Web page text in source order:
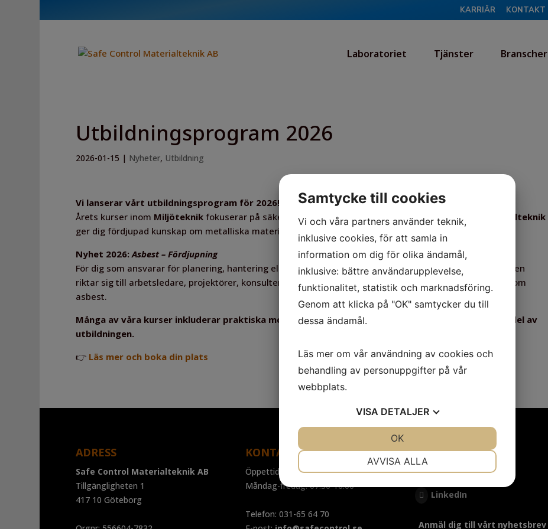
KARRIÄR KONTAKT
Laboratoriet Tjänster Branscher
Utbildningsprogram 2026
2026-01-15 | Nyheter, Utbildning
Vi lanserar vårt utbildningsprogram för 2026!
Årets kurser inom Miljöteknikfokuserar på säker hantering av asbest, medan utbildningarna i
Materialteknik
ger dig fördjupad kunskap om metalliska material – med praktiska moment i vårt laboratorium.
Nyhet 2026: Asbest – Fördjupning
För dig som ansvarar för planering, hantering eller kontroll av arbeten där asbest kan förekomma. Kursen
riktar sig till arbetsledare, projektörer, konsulter och andra som enligt AFS 2023:13 behöver utbildning om
asbest.
Många av våra kurser inkluderar praktiska moment i vårt materiallaboratorium – en uppskattad del av
utbildningen.
👉Läs mer och boka din plats
ADRESS
Safe Control Materialteknik AB
Tillgängligheten 1
417 10 Göteborg
KONTAKT
Öppettider:
Måndag-fredag: 07.30-16.00
Telefon: 031-65 64 70
FÖLJ OSS
Facebook
LinkedIn
Anmäl dig till vårt nyhetsbrev
Samtycke till cookies
Vi och våra partners använder teknik,
inklusive cookies, för att samla in
information om dig för olika ändamål,
inklusive: bättre användarupplevelse,
funktionalitet, statistik och marknadsföring.
Genom att klicka på "OK" samtycker du till
dessa ändamål.
Läs mer om vår användning av cookies och
behandling av personuppgifter på vår
webbplats.
VISA DETALJER
STATISTIK
AVVISA ALLA
OK